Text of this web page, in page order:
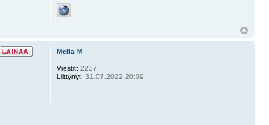
Mella M
Viestit: 2237
Liittynyt: 31.07.2022 20:09